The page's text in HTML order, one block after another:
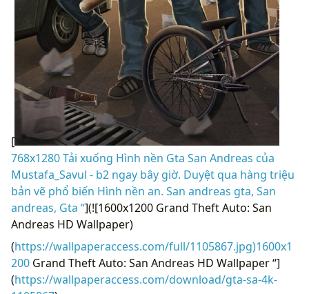
[
768x1280 Tải xuống Hình nền Gta San Andreas của
Mustafa_Savul - b2 ngay bây giờ. Duyệt qua hàng triệu
bản vẽ phổ biến Hình nền an. San andreas gta, San
andreas, Gta “](![1600x1200 Grand Theft Auto: San
Andreas HD Wallpaper)
(https://wallpaperaccess.com/full/1105867.jpg)1600x1
200 Grand Theft Auto: San Andreas HD Wallpaper “]
(https://wallpaperaccess.com/download/gta-sa-4k-